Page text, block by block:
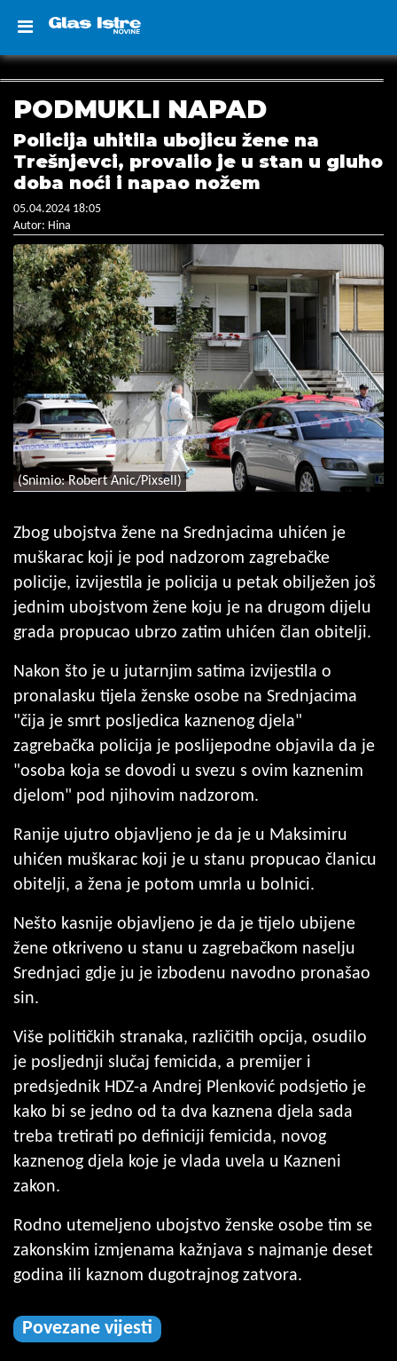
PODMUKLI NAPAD
Policija uhitila ubojicu žene na
Trešnjevci, provalio je u stan u gluho
doba noći i napao nožem
05.04.2024 18:05
Autor: Hina
(Snimio: Robert Anic/Pixsell)
Zbog ubojstva žene na Srednjacima uhićen je
muškarac koji je pod nadzorom zagrebačke
policije, izvijestila je policija u petak obilježen još
jednim ubojstvom žene koju je na drugom dijelu
grada propucao ubrzo zatim uhićen član obitelji.
Nakon što je u jutarnjim satima izvijestila o
pronalasku tijela ženske osobe na Srednjacima
"čija je smrt posljedica kaznenog djela"
zagrebačka policija je poslijepodne objavila da je
"osoba koja se dovodi u svezu s ovim kaznenim
djelom" pod njihovim nadzorom.
Ranije ujutro objavljeno je da je u Maksimiru
uhićen muškarac koji je u stanu propucao članicu
obitelji, a žena je potom umrla u bolnici.
Nešto kasnije objavljeno je da je tijelo ubijene
žene otkriveno u stanu u zagrebačkom naselju
Srednjaci gdje ju je izbodenu navodno pronašao
sin.
Više političkih stranaka, različitih opcija, osudilo
je posljednji slučaj femicida, a premijer i
predsjednik HDZ-a Andrej Plenković podsjetio je
kako bi se jedno od ta dva kaznena djela sada
treba tretirati po definiciji femicida, novog
kaznenog djela koje je vlada uvela u Kazneni
zakon.
Rodno utemeljeno ubojstvo ženske osobe tim se
zakonskim izmjenama kažnjava s najmanje deset
godina ili kaznom dugotrajnog zatvora.
Povezane vijesti